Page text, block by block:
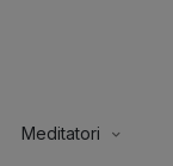
Meditatori